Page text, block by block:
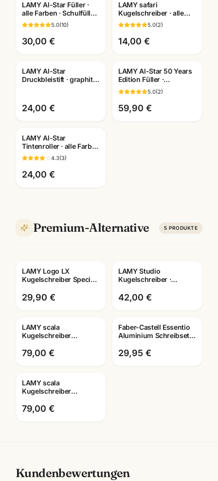
Gratis Gravur
LAMY Al-Star Füller ·
alle Farben · Schulfüller
für Schüler Mannheim
5.0(10)
30,00 €
Gravur
LAMY safari
Kugelschreiber · alle
Farben +
Sondereditionen ·
Schreibwaren
Mannheim
5.0(2)
14,00 €
Gravur
LAMY Al-Star
Druckbleistift · graphit
24,00 €
Gravur
LAMY Al-Star 50 Years
Edition Füller ·
Jubilaeumsmodell ·
ideal für Schule
5.0(2)
59,90 €
Gratis Gravur
LAMY Al-Star
Tintenroller · alle Farben
· weiches Schreibgefühl
· Mannheim
4.3(3)
24,00 €
Premium-Alternative 5 PRODUKTE
Gravur
LAMY Logo LX
Kugelschreiber Special
Farben wählbar
29,90 €
Gratis Gravur
LAMY Studio
Kugelschreiber ·
zeitloses Design mit
Lasergravur
42,00 €
Gravur
LAMY scala
Kugelschreiber
Ballpoint ·
Schreibgeräte
79,00 €
Faber-Castell Essentio
Aluminium Schreibset ·
Mannheim
29,95 €
Gravur
LAMY scala
Kugelschreiber
Limited ·
Druckmechanik ·
79,00 €
Kundenbewertungen